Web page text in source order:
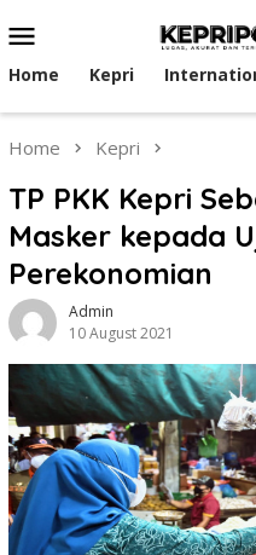
to
contentMenu
Home Kepri
Home Kepri
TP PKK Kepri
Masker kepada
Perekonomian
Admin
10 August 2021